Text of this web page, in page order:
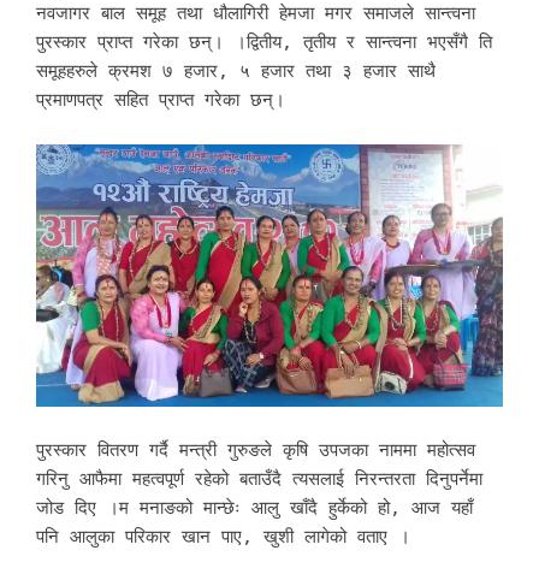
नवजागर बाल समूह तथा धौलागिरी हेमजा मगर समाजले सान्त्वना
पुरस्कार प्राप्त गरेका छन्। ।द्वितीय, तृतीय र सान्त्वना भएसँगै ति
समूहहरुले क्रमश ७ हजार, ५ हजार तथा ३ हजार साथै
प्रमाणपत्र सहित प्राप्त गरेका छन्।
पुरस्कार वितरण गर्दै मन्त्री गुरुङले कृषि उपजका नाममा महोत्सव
गरिनु आफैमा महत्वपूर्ण रहेको बताउँदै त्यसलाई निरन्तरता दिनुपर्नेमा
जोड दिए ।म मनाङको मान्छेः आलु खाँदै हुर्केको हो, आज यहाँ
पनि आलुका परिकार खान पाए, खुशी लागेको वताए ।